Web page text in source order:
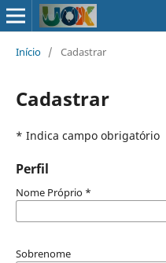
Início / Cadastrar
Cadastrar
* Indica campo obrigatório
Perfil
Nome Próprio *
Sobrenome